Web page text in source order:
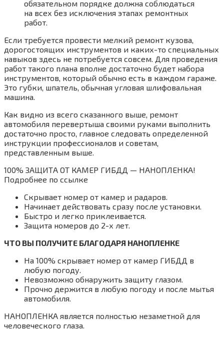
обязательном порядке должна соблюдаться
на всех без исключения этапах ремонтных
работ.
Если требуется провести мелкий ремонт кузова,
дорогостоящих инструментов и каких-то специальных
навыков здесь не потребуется совсем. Для проведения
работ такого плана вполне достаточно будет набора
инструментов, который обычно есть в каждом гараже.
Это губки, шпатель, обычная угловая шлифовальная
машина.
Как видно из всего сказанного выше, ремонт
автомобиля перевертыша своими руками выполнить
достаточно просто, главное следовать определенной
инструкции профессионалов и советам,
представленным выше.
100% ЗАЩИТА ОТ КАМЕР ГИБДД — НАНОПЛЕНКА!
Подробнее по ссылке
Скрывает номер от камер и радаров.
Начинает действовать сразу после установки.
Быстро и легко приклеивается.
Защита номеров до 2-х лет.
ЧТО ВЫ ПОЛУЧИТЕ БЛАГОДАРЯ НАНОПЛЕНКЕ
На 100% скрывает номер от камер ГИБДД в
любую погоду.
Невозможно обнаружить защиту глазом.
Прочно держится в любую погоду и после мытья
автомобиля.
НАНОПЛЕНКА является полностью незаметной для
человеческого глаза.